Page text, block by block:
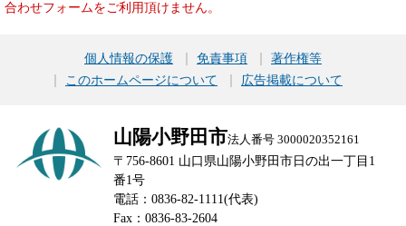
合わせフォームをご利用頂けません。
個人情報の保護 免責事項
著作権等
このホームページについて
広告掲載について
山陽小野田市法人番号 3000020352161
〒756-8601 山口県山陽小野田市日の出一丁目1
番1号
電話：0836-82-1111(代表)
Fax：0836-83-2604